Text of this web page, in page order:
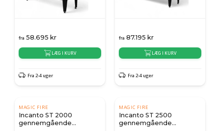
fra 58.695 kr
LÆG I KURV
Fra 2-4 uger
fra 87.195 kr
LÆG I KURV
Fra 2-4 uger
MAGIC FIRE
Incanto ST 2000
gennemgående
MAGIC FIRE
Incanto ST 2500
gennemgående